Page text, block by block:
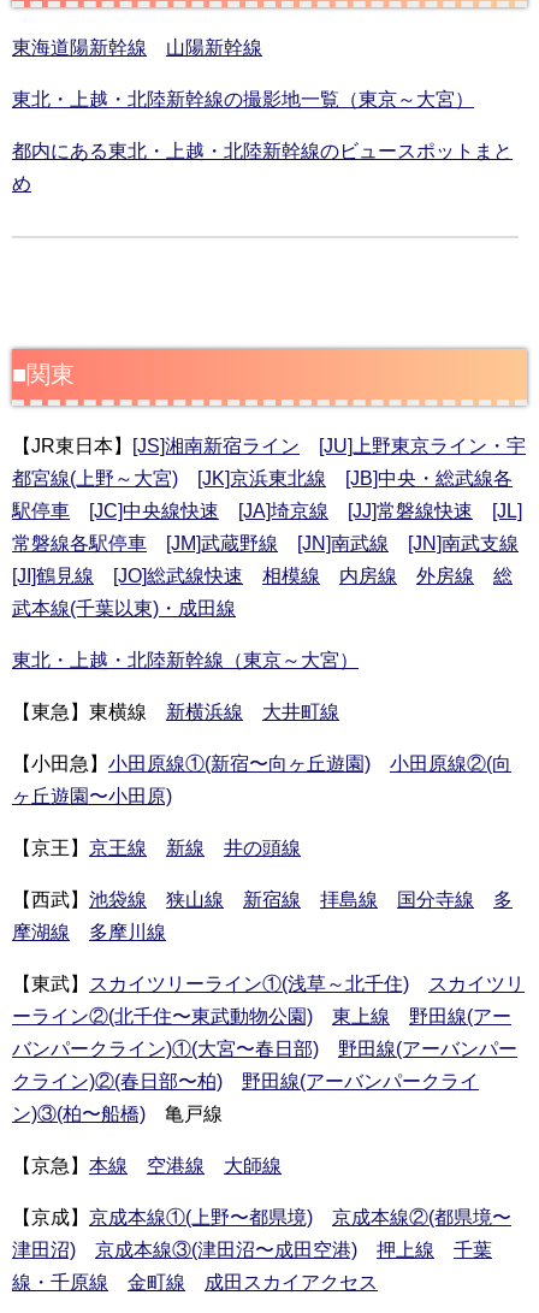
東海道陽新幹線 山陽新幹線
東北・上越・北陸新幹線の撮影地一覧（東京～大宮）
都内にある東北・上越・北陸新幹線のビュースポットまと
め
■関東
【JR東日本】 [JS]湘南新宿ライン
[JU]上野東京ライン・宇
都宮線(上野～大宮)
[JK]京浜東北線
[JB]中央・総武線各
駅停車
[JC]中央線快速 [JA]埼京線 [JJ]常磐線快速
[JL]
常磐線各駅停車
[JM]武蔵野線 [JN]南武線
[JN]南武支線
[JI]鶴見線
[JO]総武線快速 相模線 内房線 外房線
総
武本線(千葉以東)・成田線
東北・上越・北陸新幹線（東京～大宮）
【東急】東横線 新横浜線 大井町線
【小田急】 小田原線①(新宿〜向ヶ丘遊園)
小田原線②(向
ヶ丘遊園〜小田原)
【京王】 京王線 新線 井の頭線
【西武】 池袋線 狭山線 新宿線 拝島線 国分寺線
多
摩湖線
多摩川線
【東武】 スカイツリーライン①(浅草～北千住)
スカイツリ
ーライン②(北千住〜東武動物公園)
東上線
野田線(アー
バンパークライン)①(大宮〜春日部)
野田線(アーバンパー
クライン)②(春日部〜柏)
野田線(アーバンパークライ
ン)③(柏〜船橋) 亀戸線
【京急】 本線 空港線 大師線
【京成】 京成本線①(上野〜都県境)
京成本線②(都県境〜
津田沼)
京成本線③(津田沼〜成田空港) 押上線
千葉
線・千原線
金町線 成田スカイアクセス